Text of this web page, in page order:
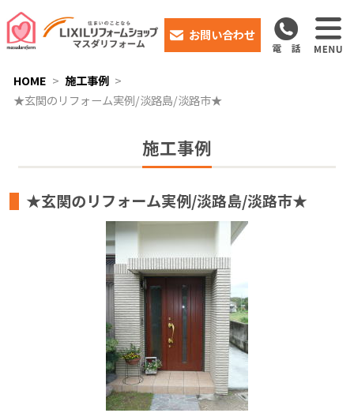
お問い合わせ
HOME
施工事例
★玄関のリフォーム実例/淡路島/淡路市★
施工事例
★玄関のリフォーム実例/淡路島/淡路市★